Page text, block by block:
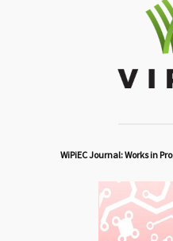
WiPiEC Journal: Works in